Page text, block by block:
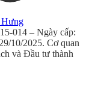
014 – Ngày cấp:
10/2025. Cơ quan
và Đầu tư thành